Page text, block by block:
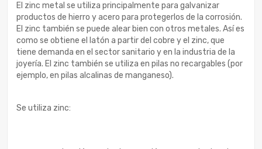
El zinc metal se utiliza principalmente para galvanizar
productos de hierro y acero para protegerlos de la corrosión.
El zinc también se puede alear bien con otros metales. Así es
como se obtiene el latón a partir del cobre y el zinc, que
tiene demanda en el sector sanitario y en la industria de la
joyería. El zinc también se utiliza en pilas no recargables (por
ejemplo, en pilas alcalinas de manganeso).
Se utiliza zinc: